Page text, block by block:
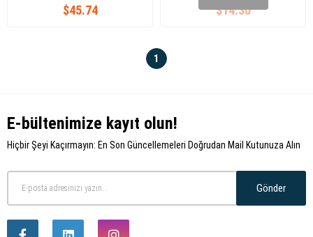
$45.74 $14.30
1
E-bültenimize kayıt olun!
Hiçbir Şeyi Kaçırmayın: En Son Güncellemeleri Doğrudan Mail Kutunuza Alın
Gönder